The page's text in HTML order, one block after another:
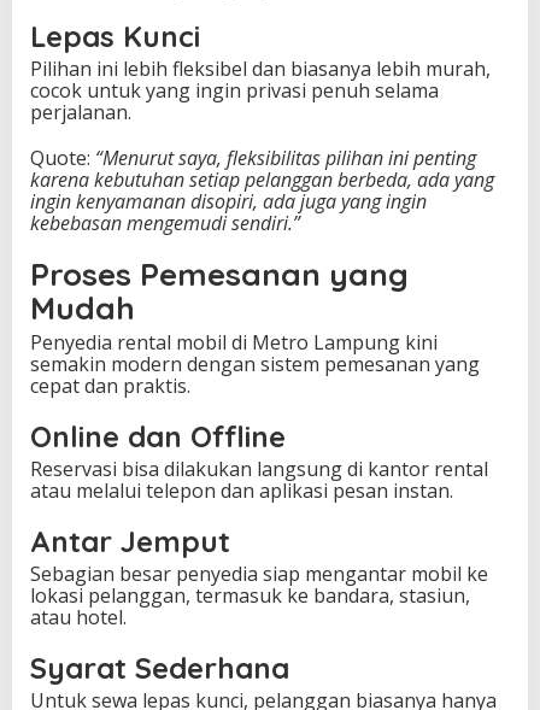
Lepas Kunci
Pilihan ini lebih fleksibel dan biasanya lebih murah,
cocok untuk yang ingin privasi penuh selama
perjalanan.
Quote: “Menurut saya, fleksibilitas pilihan ini penting
karena kebutuhan setiap pelanggan berbeda, ada yang
ingin kenyamanan disopiri, ada juga yang ingin
kebebasan mengemudi sendiri.”
Proses Pemesanan yang
Mudah
Penyedia rental mobil di Metro Lampung kini
semakin modern dengan sistem pemesanan yang
cepat dan praktis.
Online dan Offline
Reservasi bisa dilakukan langsung di kantor rental
atau melalui telepon dan aplikasi pesan instan.
Antar Jemput
Sebagian besar penyedia siap mengantar mobil ke
lokasi pelanggan, termasuk ke bandara, stasiun,
atau hotel.
Syarat Sederhana
Untuk sewa lepas kunci, pelanggan biasanya hanya